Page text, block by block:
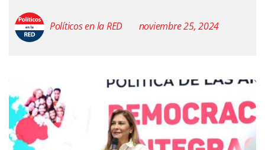
Políticos en la RED noviembre 25, 2024